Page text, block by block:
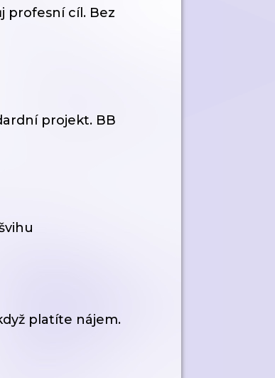
profesní cíl. Bez
projekt. BB
platíte nájem.